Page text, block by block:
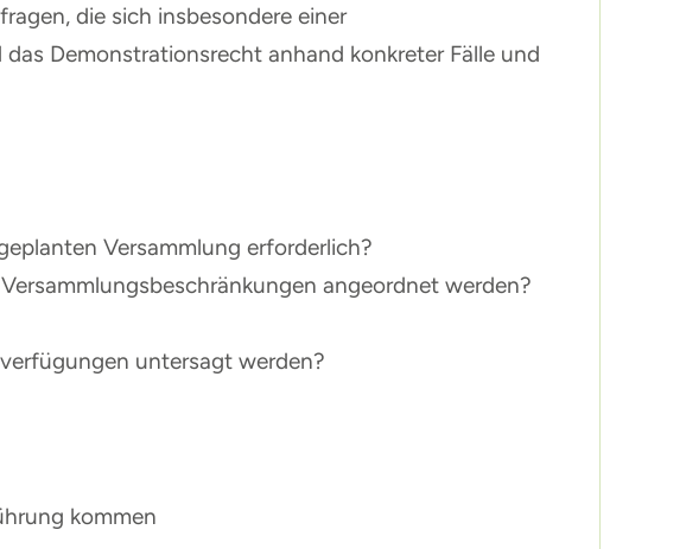
die sich insbesondere einer
Demonstrationsrecht anhand konkreter Fälle und
Versammlung erforderlich?
angeordnet werden?
untersagt werden?
kommen